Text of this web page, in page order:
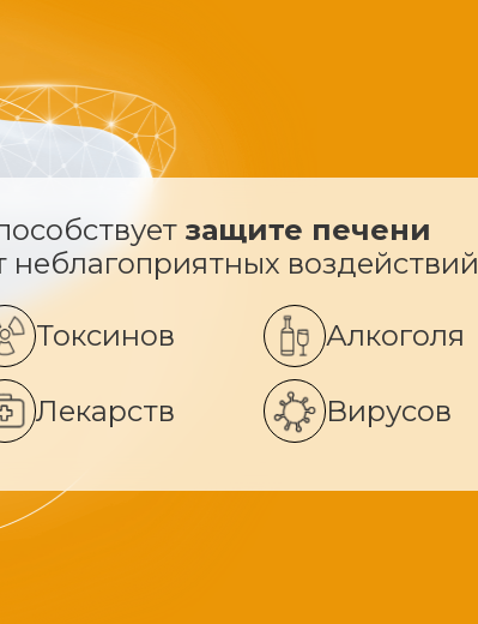
защите печени
неблагоприятных воздействий
Токсинов Алкоголя
Лекарств Вирусов